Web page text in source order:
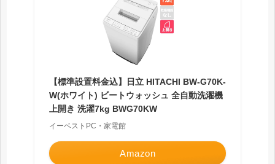
【標準設置料金込】日立 HITACHI BW-G70K-
W(ホワイト) ビートウォッシュ 全自動洗濯機
上開き 洗濯7kg BWG70KW
イーベストPC・家電館
Amazon